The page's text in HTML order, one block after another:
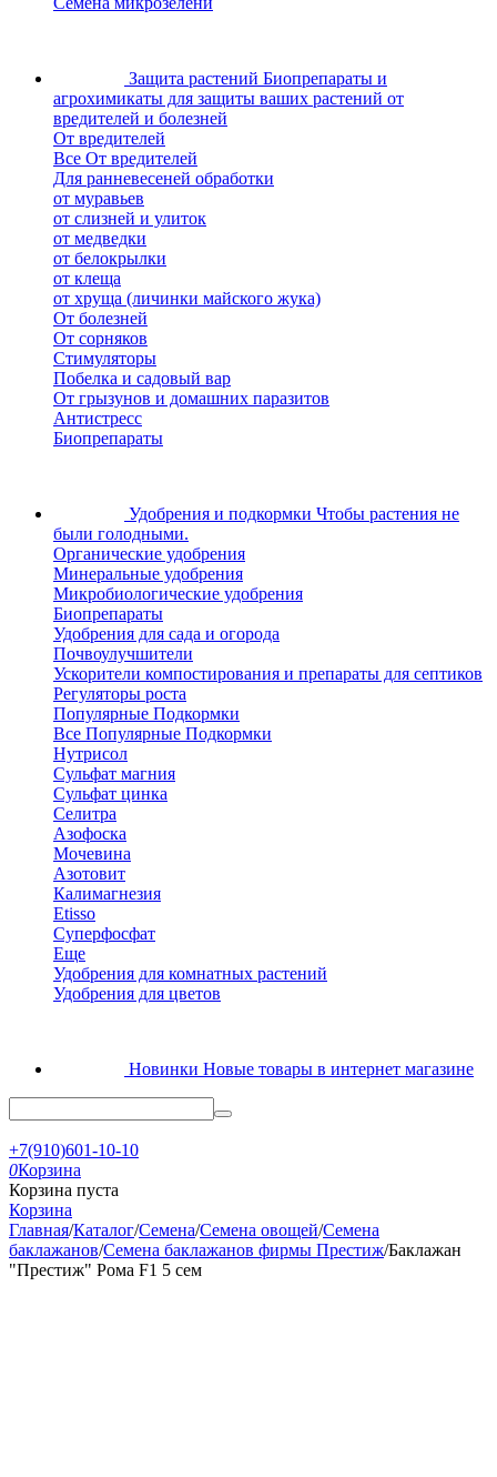
Защита растений Биопрепараты и
агрохимикаты для защиты ваших растений от
вредителей и болезней
От вредителей
Все От вредителей
Для ранневесеней обработки
от муравьев
от слизней и улиток
от медведки
от белокрылки
от клеща
от хруща (личинки майского жука)
От болезней
От сорняков
Стимуляторы
Побелка и садовый вар
От грызунов и домашних паразитов
Антистресс
Биопрепараты
Удобрения и подкормки Чтобы растения не
были голодными.
Органические удобрения
Минеральные удобрения
Микробиологические удобрения
Биопрепараты
Удобрения для сада и огорода
Почвоулучшители
Ускорители компостирования и препараты для септиков
Регуляторы роста
Популярные Подкормки
Все Популярные Подкормки
Нутрисол
Сульфат магния
Сульфат цинка
Селитра
Азофоска
Мочевина
Азотовит
Калимагнезия
Etisso
Суперфосфат
Еще
Удобрения для комнатных растений
Удобрения для цветов
Новинки Новые товары в интернет магазине
+7(910)601-10-10
0Корзина
Корзина пуста
Корзина
Главная/Каталог/Семена/Семена овощей/Семена
баклажанов/Семена баклажанов фирмы Престиж/Баклажан
"Престиж" Рома F1 5 сем